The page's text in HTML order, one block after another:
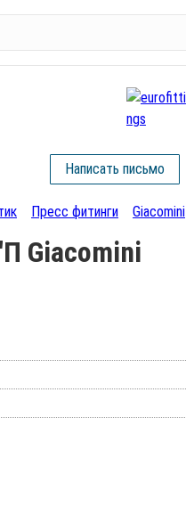
Написать письмо
Пресс фитинги Giacomini
Giacomini